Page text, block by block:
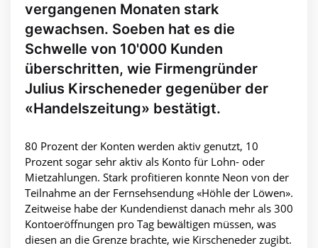
vergangenen Monaten stark
gewachsen. Soeben hat es die
Schwelle von 10'000 Kunden
überschritten, wie Firmengründer
Julius Kirscheneder gegenüber der
«Handelszeitung» bestätigt.
80 Prozent der Konten werden aktiv genutzt, 10
Prozent sogar sehr aktiv als Konto für Lohn- oder
Mietzahlungen. Stark profitieren konnte Neon von der
Teilnahme an der Fernsehsendung «Höhle der Löwen».
Zeitweise habe der Kundendienst danach mehr als 300
Kontoeröffnungen pro Tag bewältigen müssen, was
diesen an die Grenze brachte, wie Kirscheneder zugibt.